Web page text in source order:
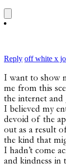
Reply off white x
I want to show
me from this
the internet and
I believed my
devoid of the
out as a result
the kind that
I hadn’t come
and kindness in